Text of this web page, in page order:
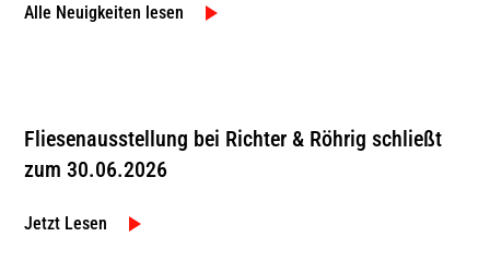
Alle Neuigkeiten lesen
Fliesenausstellung bei Richter & Röhrig schließt
zum 30.06.2026
Jetzt Lesen